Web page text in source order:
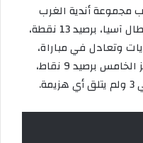
مجموعة أندية الغرب
في مرحلة الدوري لبطولة دوري أبطال آسيا، برصيد 13 نقطة،
جولات، فاز في 4 مباريات وتعادل في مباراة،
بينما يتواجد فريق السد في المركز الخامس برصيد 9 نقاط،